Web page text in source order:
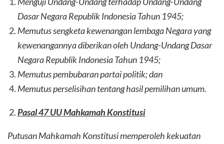
Dasar Negara Republik Indonesia Tahun 1945;
Memutus sengketa kewenangan lembaga Negara yang
kewenangannya diberikan oleh Undang-Undang Dasar
Negara Republik Indonesia Tahun 1945;
Memutus pembubaran partai politik; dan
Memutus perselisihan tentang hasil pemilihan umum.
Pasal 47 UU Mahkamah Konstitusi
Putusan Mahkamah Konstitusi memperoleh kekuatan